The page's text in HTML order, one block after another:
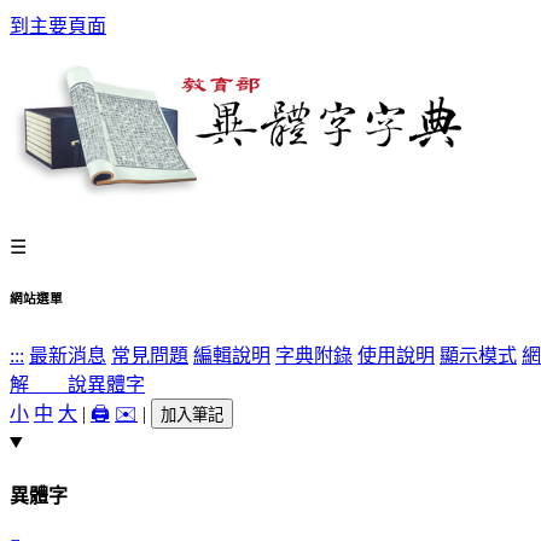
到主要頁面
☰
網站選單
::: 最新消息 常見問題 編輯說明 字典附錄 使用說明 顯示模式
解 說異體字
小 中 大 | 🖨️ ✉️ | 加入筆記
異體字